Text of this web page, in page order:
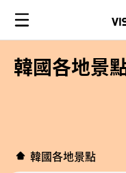
韓國各地景
韓國各地景點